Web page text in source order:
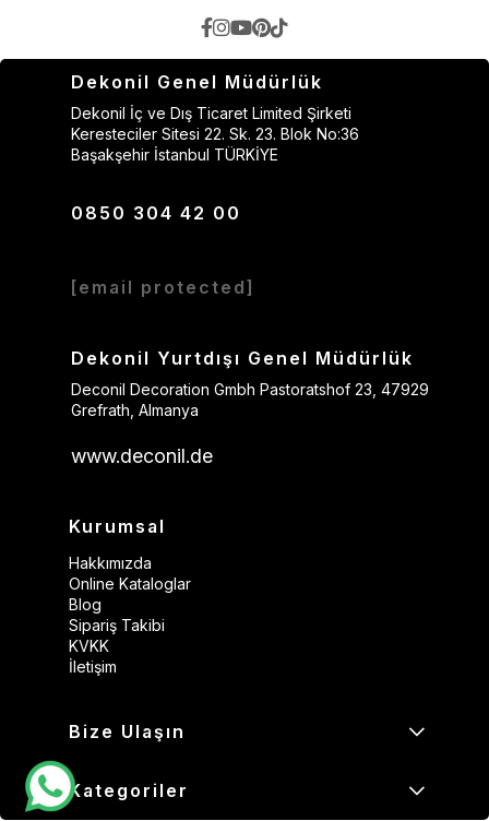
Dekonil Genel Müdürlük
Dekonil İç ve Dış Ticaret Limited Şirketi
Keresteciler Sitesi 22. Sk. 23. Blok No:36
Başakşehir İstanbul TÜRKİYE
0850 304 42 00
[email protected]
Dekonil Yurtdışı Genel Müdürlük
Deconil Decoration Gmbh Pastoratshof 23, 47929
Grefrath, Almanya
www.deconil.de
Kurumsal
Hakkımızda
Online Kataloglar
Blog
Sipariş Takibi
KVKK
İletişim
Bize Ulaşın
Kategoriler